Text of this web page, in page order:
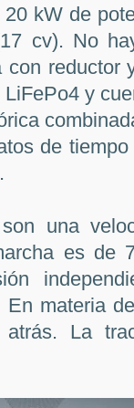
kW de
cv). No
reductor
y
de
una
es de
materia
atrás. La